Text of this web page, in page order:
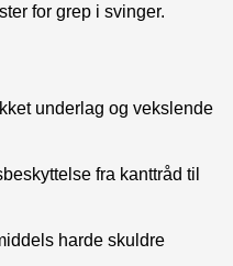
for grep i svinger.
underlag og vekslende
fra kanttråd til
harde skuldre